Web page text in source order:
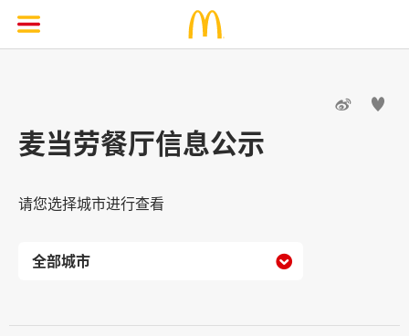
 
麦当劳餐厅信息公示
请您选择城市进行查看
